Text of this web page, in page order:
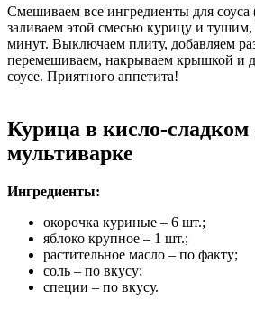
Смешиваем все ингредиенты для соуса
заливаем этой смесью курицу и
минут. Выключаем плиту, добавляем
перемешиваем, накрываем крышкой и
соусе. Приятного аппетита!
Курица в кисло-сладком
мультиварке
Ингредиенты:
окорочка куриные – 6 шт.;
яблоко крупное – 1 шт.;
растительное масло – по факту;
соль – по вкусу;
специи – по вкусу.